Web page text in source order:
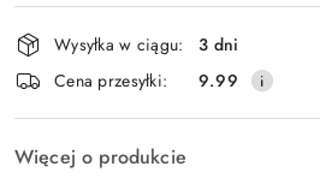
Wyślij
Dostępność
i
dostawa
Wysyłka w ciągu:
3 dni
Cena przesyłki:
9.99
Więcej o produkcie